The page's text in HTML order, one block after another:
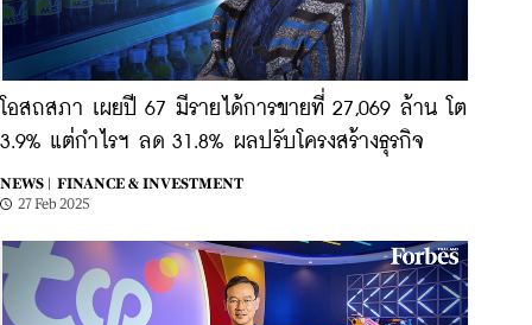
โอสถสภา เผยปี 67 มีรายได้การขายที่ 27,069 ล้าน โต
3.9% แต่กำไรฯ ลด 31.8% ผลปรับโครงสร้างธุรกิจ
NEWS |
FINANCE & INVESTMENT
27 Feb 2025